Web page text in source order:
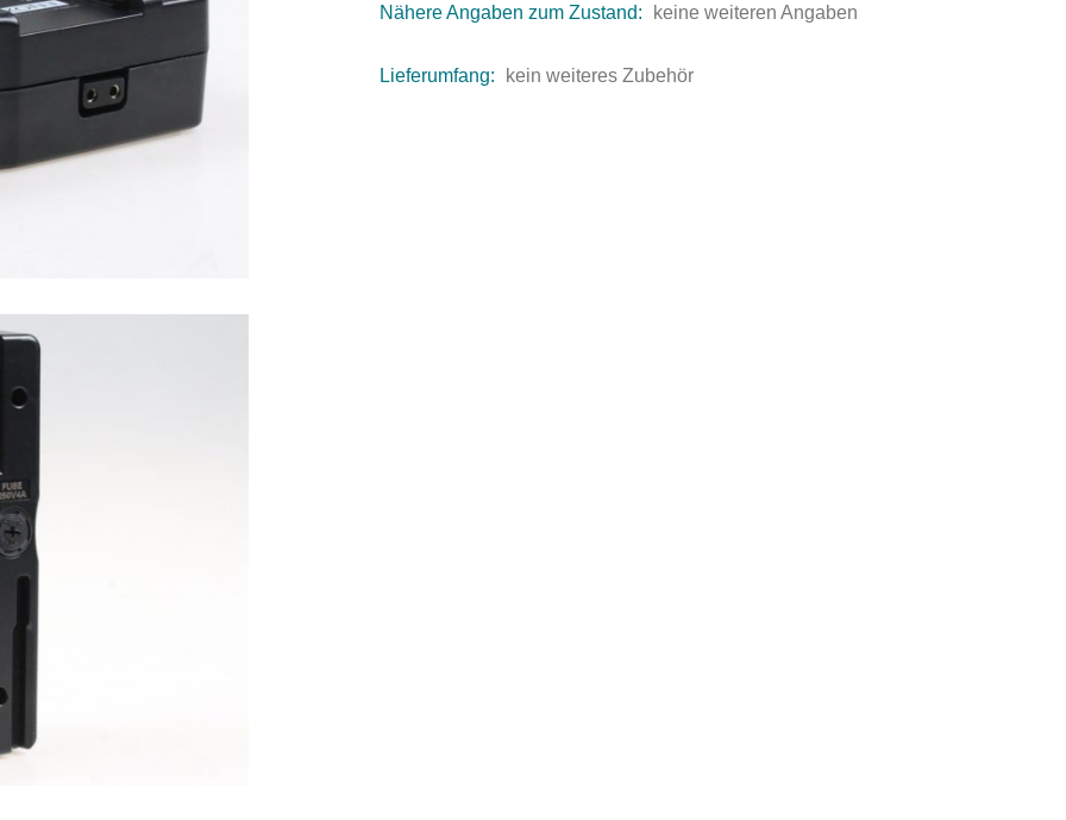
Nähere Angaben zum Zustand: keine weiteren Angaben
Lieferumfang: kein weiteres Zubehör